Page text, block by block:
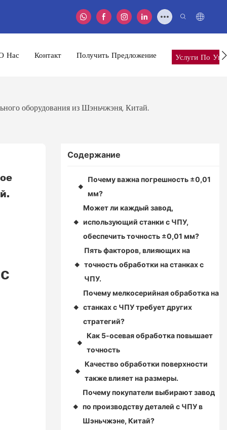
Нас Контакт Получить Предложение Услуги По
оборудования из Шэньчжэня, Китай.
Содержание
◆
Почему важна погрешность ±0,01
мм?
◆
Может ли каждый завод,
использующий станки с ЧПУ,
обеспечить точность ±0,01 мм?
◆
Пять факторов, влияющих на
точность обработки на станках с
ЧПУ.
◆
Почему мелкосерийная обработка на
станках с ЧПУ требует других
стратегий?
◆
Как 5-осевая обработка повышает
точность
◆
Качество обработки поверхности
также влияет на размеры.
◆
Почему покупатели выбирают завод
по производству деталей с ЧПУ в
Шэньчжэне, Китай?